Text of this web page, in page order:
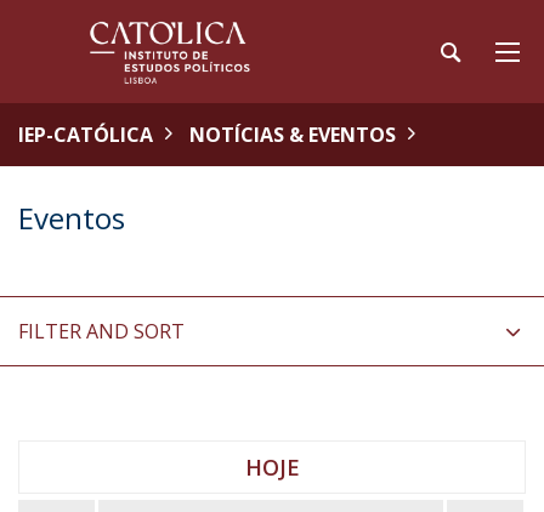
IEP-CATÓLICA NOTÍCIAS & EVENTOS
Eventos
FILTER AND SORT
HOJE